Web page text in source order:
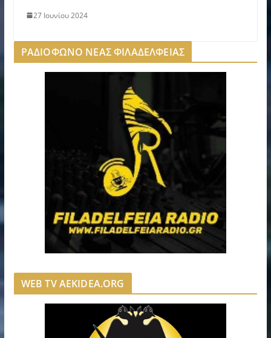
27 Ιουνίου 2024
ΡΑΔΙΟΦΩΝΟ ΝΕΑΣ ΦΙΛΑΔΕΛΦΕΙΑΣ
WEB TV AEKIDEA.ORG